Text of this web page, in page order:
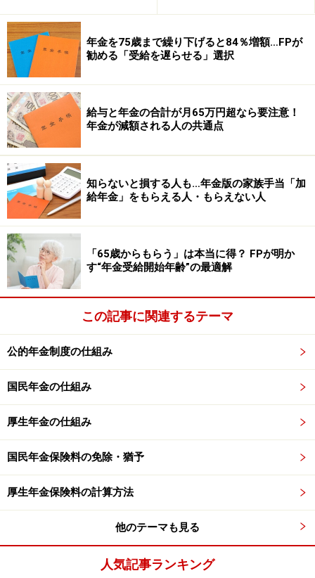
象です。よって、65歳になってから退職した場合は基本
手当は受けられません。
上で説明したことを踏まえて、例外的に、年金と基本手
当を同時に受給できるのは以下の場合です。
•65歳になる前に退職する
•65歳になってから基本手当を申し込む
こうすれば、基本手当と年金は同時に受けることができ
ます。
ただし、基本手当は原則として退職後1年以内に受け終
わらなければ失効してしまうので、65歳直前に退職時期
を調整しないとならなかったり、多少早期に退職するこ
とによってその分の給与が受けられないといったデメリ
老齢基礎年金は基本手当と同時に受け取れ
る
当と同時に受けることができます。原則通り65歳から受
けるときはもちろん、65歳前に繰上げて老齢基礎年金を
受給する場合も、基本手当と同時に受け取ることができ
ます。
年金を75歳まで繰り下げると84％増額…FPが
勧める「受給を遅らせる」選択
給与と年金の合計が月65万円超なら要注意！
年金が減額される人の共通点
知らないと損する人も…年金版の家族手当「加
給年金」をもらえる人・もらえない人
「65歳からもらう」は本当に得？ FPが明か
す“年金受給開始年齢”の最適解
この記事に関連するテーマ
公的年金制度の仕組み
国民年金の仕組み
厚生年金の仕組み
国民年金保険料の免除・猶予
厚生年金保険料の計算方法
他のテーマも見る
人気記事ランキング